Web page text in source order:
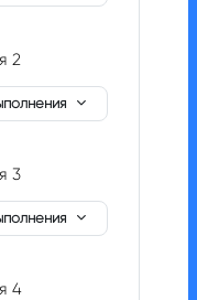
2
3Книга
4Книга